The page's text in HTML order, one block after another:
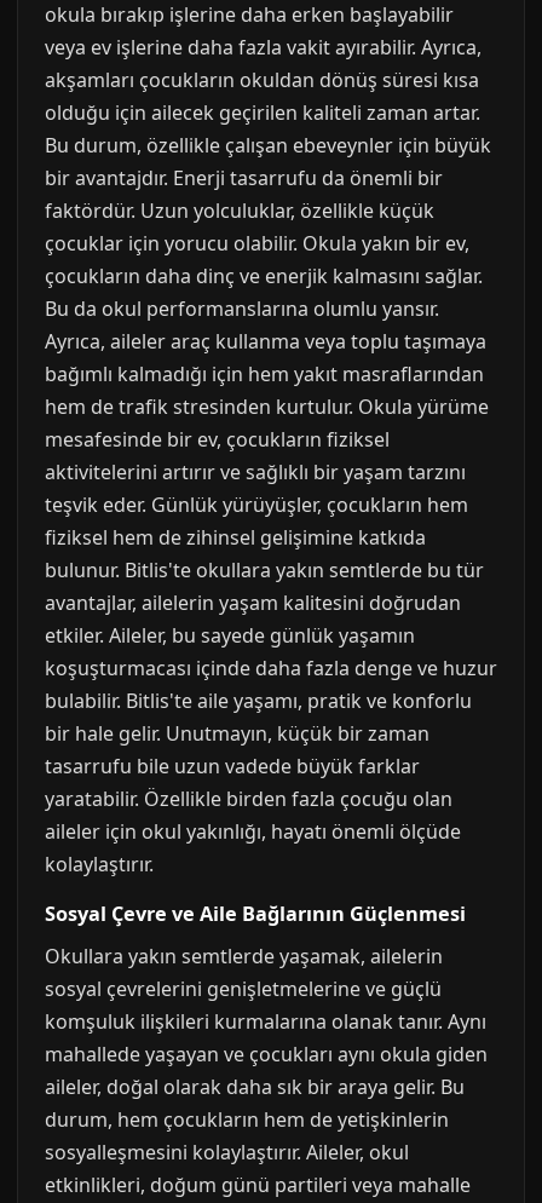
okula bırakıp işlerine daha erken başlayabilir
veya ev işlerine daha fazla vakit ayırabilir. Ayrıca,
akşamları çocukların okuldan dönüş süresi kısa
olduğu için ailecek geçirilen kaliteli zaman artar.
Bu durum, özellikle çalışan ebeveynler için büyük
bir avantajdır. Enerji tasarrufu da önemli bir
faktördür. Uzun yolculuklar, özellikle küçük
çocuklar için yorucu olabilir. Okula yakın bir ev,
çocukların daha dinç ve enerjik kalmasını sağlar.
Bu da okul performanslarına olumlu yansır.
Ayrıca, aileler araç kullanma veya toplu taşımaya
bağımlı kalmadığı için hem yakıt masraflarından
hem de trafik stresinden kurtulur. Okula yürüme
mesafesinde bir ev, çocukların fiziksel
aktivitelerini artırır ve sağlıklı bir yaşam tarzını
teşvik eder. Günlük yürüyüşler, çocukların hem
fiziksel hem de zihinsel gelişimine katkıda
bulunur. Bitlis'te okullara yakın semtlerde bu tür
avantajlar, ailelerin yaşam kalitesini doğrudan
etkiler. Aileler, bu sayede günlük yaşamın
koşuşturmacası içinde daha fazla denge ve huzur
bulabilir. Bitlis'te aile yaşamı, pratik ve konforlu
bir hale gelir. Unutmayın, küçük bir zaman
tasarrufu bile uzun vadede büyük farklar
yaratabilir. Özellikle birden fazla çocuğu olan
aileler için okul yakınlığı, hayatı önemli ölçüde
kolaylaştırır.
Sosyal Çevre ve Aile Bağlarının Güçlenmesi
Okullara yakın semtlerde yaşamak, ailelerin
sosyal çevrelerini genişletmelerine ve güçlü
komşuluk ilişkileri kurmalarına olanak tanır. Aynı
mahallede yaşayan ve çocukları aynı okula giden
aileler, doğal olarak daha sık bir araya gelir. Bu
durum, hem çocukların hem de yetişkinlerin
sosyalleşmesini kolaylaştırır. Aileler, okul
etkinlikleri, doğum günü partileri veya mahalle